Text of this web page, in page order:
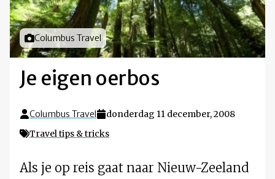
Foto door
Columbus Travel
Je eigen oerbos
Columbus Travel
donderdag 11 december, 2008
Travel tips & tricks
Als je op reis gaat naar Nieuw-Zeeland